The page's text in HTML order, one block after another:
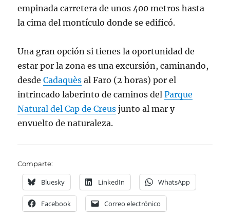
empinada carretera de unos 400 metros hasta
la cima del montículo donde se edificó.
Una gran opción si tienes la oportunidad de
estar por la zona es una excursión, caminando,
desdeCadaquès al Faro (2 horas) por el
intrincado laberinto de caminos delParque
Natural del Cap de Creus junto al mar y
envuelto de naturaleza.
Comparte:
Bluesky LinkedIn WhatsApp
Facebook Correo electrónico